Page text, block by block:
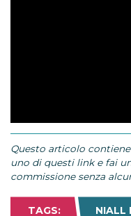
Questo articolo
uno di questi link e fai
commissione senza
TAGS: NIALL